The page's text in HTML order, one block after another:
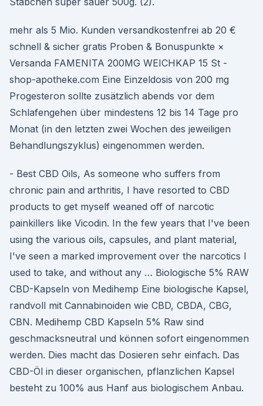
mehr als 5 Mio. Kunden versandkostenfrei ab 20 €
schnell & sicher gratis Proben & Bonuspunkte ×
Versanda FAMENITA 200MG WEICHKAP 15 St -
shop-apotheke.com Eine Einzeldosis von 200 mg
Progesteron sollte zusätzlich abends vor dem
Schlafengehen über mindestens 12 bis 14 Tage pro
Monat (in den letzten zwei Wochen des jeweiligen
Behandlungszyklus) eingenommen werden.
- Best CBD Oils, As someone who suffers from
chronic pain and arthritis, I have resorted to CBD
products to get myself weaned off of narcotic
painkillers like Vicodin. In the few years that I've been
using the various oils, capsules, and plant material,
I've seen a marked improvement over the narcotics I
used to take, and without any … Biologische 5% RAW
CBD-Kapseln von Medihemp Eine biologische Kapsel,
randvoll mit Cannabinoiden wie CBD, CBDA, CBG,
CBN. Medihemp CBD Kapseln 5% Raw sind
geschmacksneutral und können sofort eingenommen
werden. Dies macht das Dosieren sehr einfach. Das
CBD-Öl in dieser organischen, pflanzlichen Kapsel
besteht zu 100% aus Hanf aus biologischem Anbau.